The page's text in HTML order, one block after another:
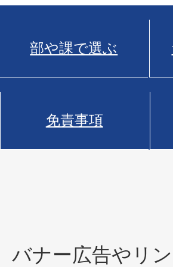
部や課で選ぶ
免責事項
バナー広告やリ